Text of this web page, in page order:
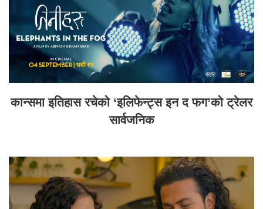
कान्समा इतिहास रचेको ‘इलिफेन्ट्स इन द फग’को ट्रेलर
सार्वजनिक